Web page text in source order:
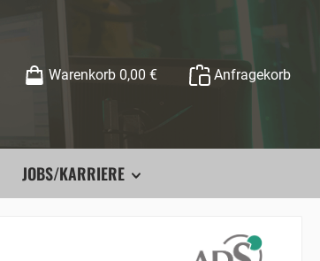
Warenkorb 0,00 € Anfragekorb
JOBS/KARRIERE